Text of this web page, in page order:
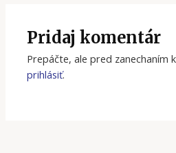
Pridaj komentár
Prepáčte, ale pred zanechaním
prihlásiť.